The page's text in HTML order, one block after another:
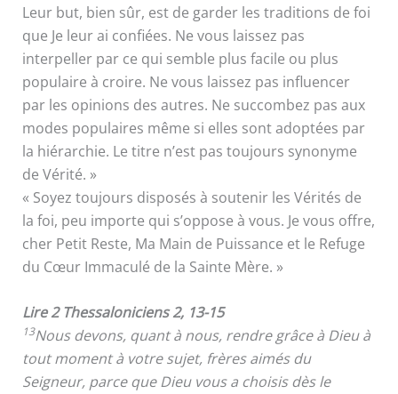
Leur but, bien sûr, est de garder les traditions de foi
que Je leur ai confiées. Ne vous laissez pas
interpeller par ce qui semble plus facile ou plus
populaire à croire. Ne vous laissez pas influencer
par les opinions des autres. Ne succombez pas aux
modes populaires même si elles sont adoptées par
la hiérarchie. Le titre n’est pas toujours synonyme
de Vérité. »
« Soyez toujours disposés à soutenir les Vérités de
la foi, peu importe qui s’oppose à vous. Je vous offre,
cher Petit Reste, Ma Main de Puissance et le Refuge
du Cœur Immaculé de la Sainte Mère. »
Lire 2 Thessaloniciens 2, 13-15
13Nous devons, quant à nous, rendre grâce à Dieu à
tout moment à votre sujet, frères aimés du
Seigneur, parce que Dieu vous a choisis dès le